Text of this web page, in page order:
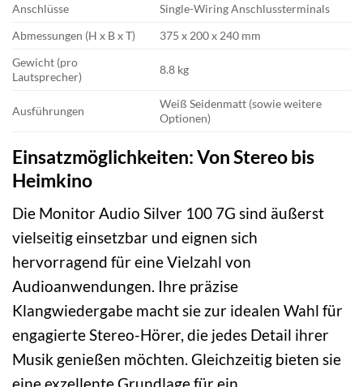
Anschlüsse
Single-Wiring Anschlussterminals
Abmessungen (H x B x T)
375 x 200 x 240 mm
Gewicht (pro
Lautsprecher)
8.8 kg
Ausführungen
Weiß Seidenmatt (sowie weitere
Optionen)
Einsatzmöglichkeiten: Von Stereo bis
Heimkino
Die Monitor Audio Silver 100 7G sind äußerst
vielseitig einsetzbar und eignen sich
hervorragend für eine Vielzahl von
Audioanwendungen. Ihre präzise
Klangwiedergabe macht sie zur idealen Wahl für
engagierte Stereo-Hörer, die jedes Detail ihrer
Musik genießen möchten. Gleichzeitig bieten sie